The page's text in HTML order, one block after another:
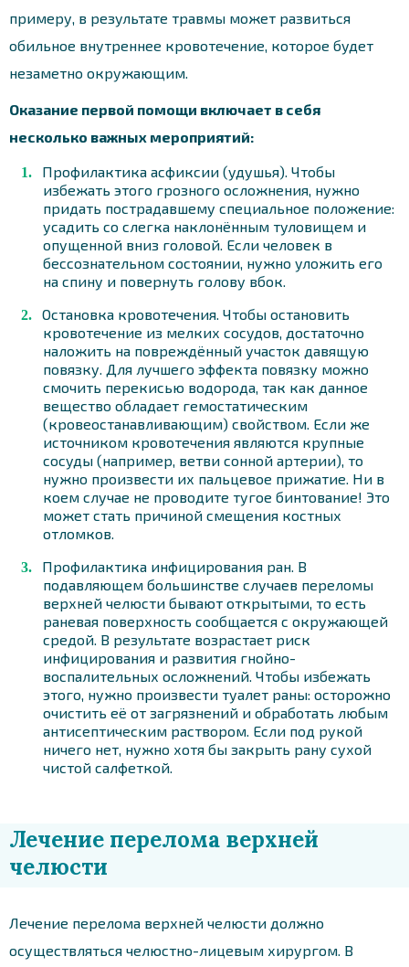
примеру, в результате травмы может развиться
обильное внутреннее кровотечение, которое будет
незаметно окружающим.
Оказание первой помощи включает в себя
несколько важных мероприятий:
Профилактика асфиксии (удушья). Чтобы
избежать этого грозного осложнения, нужно
придать пострадавшему специальное положение:
усадить со слегка наклонённым туловищем и
опущенной вниз головой. Если человек в
бессознательном состоянии, нужно уложить его
на спину и повернуть голову вбок.
Остановка кровотечения. Чтобы остановить
кровотечение из мелких сосудов, достаточно
наложить на повреждённый участок давящую
повязку. Для лучшего эффекта повязку можно
смочить перекисью водорода, так как данное
вещество обладает гемостатическим
(кровеостанавливающим) свойством. Если же
источником кровотечения являются крупные
сосуды (например, ветви сонной артерии), то
нужно произвести их пальцевое прижатие. Ни в
коем случае не проводите тугое бинтование! Это
может стать причиной смещения костных
отломков.
Профилактика инфицирования ран. В
подавляющем большинстве случаев переломы
верхней челюсти бывают открытыми, то есть
раневая поверхность сообщается с окружающей
средой. В результате возрастает риск
инфицирования и развития гнойно-
воспалительных осложнений. Чтобы избежать
этого, нужно произвести туалет раны: осторожно
очистить её от загрязнений и обработать любым
антисептическим раствором. Если под рукой
ничего нет, нужно хотя бы закрыть рану сухой
чистой салфеткой.
Лечение перелома верхней
челюсти
Лечение перелома верхней челюсти должно
осуществляться челюстно-лицевым хирургом. В